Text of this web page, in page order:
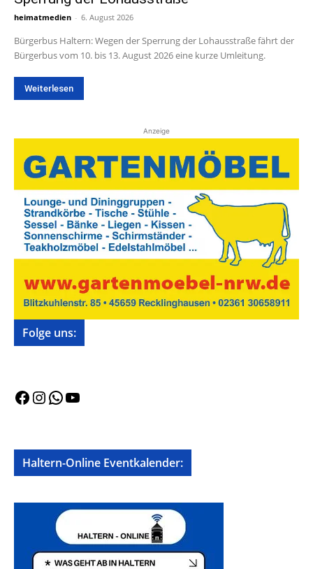
heimatmedien - 6. August 2026
Bürgerbus Haltern: Wegen der Sperrung der Lohausstraße fährt der
Bürgerbus vom 10. bis 13. August 2026 eine kurze Umleitung.
Weiterlesen
Anzeige
Folge uns:
Facebook
Instagram
WhatsApp
YouTube
Haltern-Online Eventkalender: